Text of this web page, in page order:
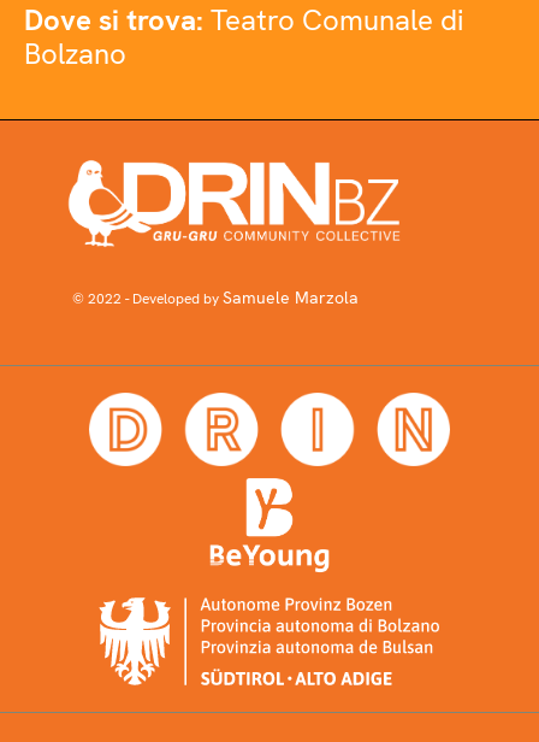
Dove si trova: Teatro Comunale di
Bolzano
© 2022 - Developed bySamuele Marzola